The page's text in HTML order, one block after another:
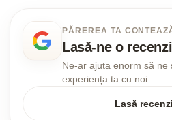
PĂREREA TA
Lasă-ne o
Ne-ar ajuta enorm să ne
experiența ta cu noi.
Lasă